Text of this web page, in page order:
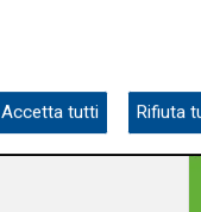
Accetta tutti Rifiuta